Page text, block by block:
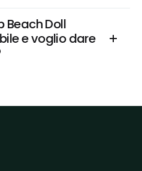
Beach Doll
e voglio dare